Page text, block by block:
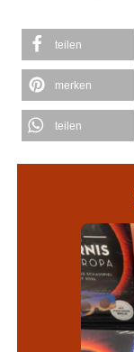
teilen
merken
teilen